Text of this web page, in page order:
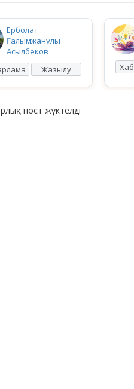
Ерболат
Ғалымжанұлы
Асылбеков
Жазылу
пост жүктелді